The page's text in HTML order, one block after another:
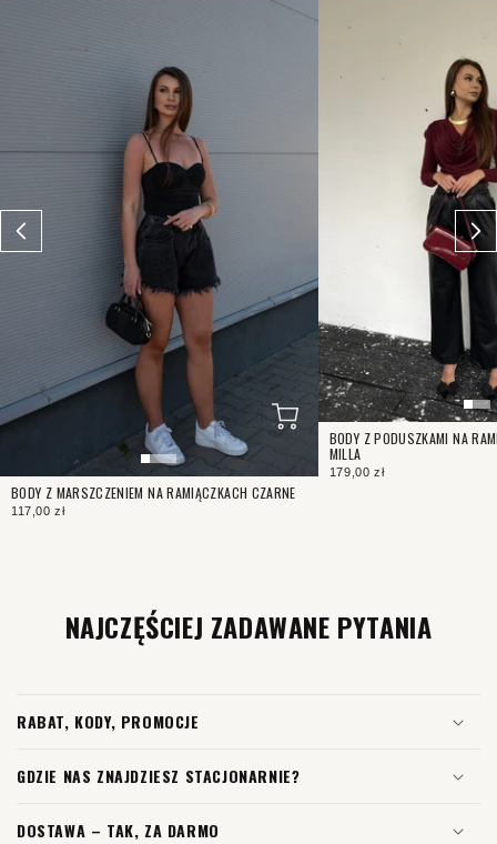
BODY Z MARSZCZENIEM NA RAMIĄCZKACH CZARNE
117,00 zł
BODY Z PODUSZKAMI NA
MILLA
179,00 zł
NAJCZĘŚCIEJ ZADAWANE PYTANIA
RABAT, KODY, PROMOCJE
GDZIE NAS ZNAJDZIESZ STACJONARNIE?
DOSTAWA – TAK, ZA DARMO